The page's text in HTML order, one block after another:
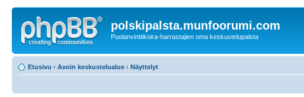
polskipalsta.munfoorumi.com
Puolanvinttikoira-harrastajien oma keskustelupalsta
Etusivu ‹ Avoin keskustelualue ‹ Näyttelyt